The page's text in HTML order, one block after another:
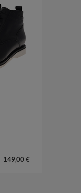
149,00 €